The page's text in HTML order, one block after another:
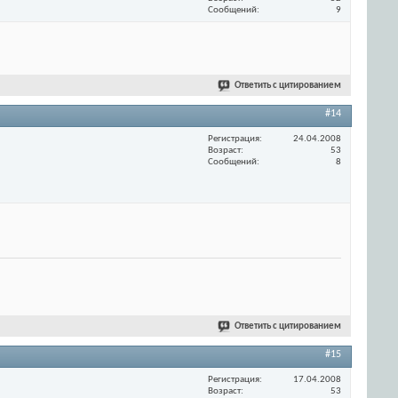
Сообщений
9
Ответить с цитированием
#14
Регистрация
24.04.2008
Возраст
53
Сообщений
8
Ответить с цитированием
#15
Регистрация
17.04.2008
Возраст
53